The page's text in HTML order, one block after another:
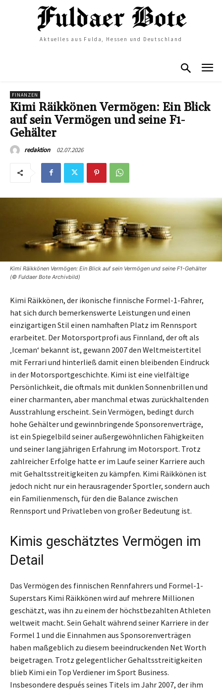
Aktuelles aus Fulda, Hessen und Deutschland
FINANZEN
Kimi Räikkönen Vermögen: Ein Blick
auf sein Vermögen und seine F1-
Gehälter
redaktion 02.07.2026
Kimi Räikkönen Vermögen: Ein Blick auf sein Vermögen und seine F1-Gehälter
(© Fuldaer Bote Archivbild)
Kimi Räikkönen, der ikonische finnische Formel-1-Fahrer,
hat sich durch bemerkenswerte Leistungen und einen
einzigartigen Stil einen namhaften Platz im Rennsport
erarbeitet. Der Motorsportprofi aus Finnland, der oft als
‚Iceman‘ bekannt ist, gewann 2007 den Weltmeistertitel
mit Ferrari und hinterließ damit einen bleibenden Eindruck
in der Motorsportgeschichte. Kimi ist eine vielfältige
Persönlichkeit, die oftmals mit dunklen Sonnenbrillen und
einer charmanten, aber manchmal etwas zurückhaltenden
Ausstrahlung erscheint. Sein Vermögen, bedingt durch
hohe Gehälter und gewinnbringende Sponsorenverträge,
ist ein Spiegelbild seiner außergewöhnlichen Fähigkeiten
und seiner langjährigen Erfahrung im Motorsport. Trotz
zahlreicher Erfolge hatte er im Laufe seiner Karriere auch
mit Gehaltsstreitigkeiten zu kämpfen. Kimi Räikkönen ist
jedoch nicht nur ein herausragender Sportler, sondern auch
ein Familienmensch, für den die Balance zwischen
Rennsport und Privatleben von großer Bedeutung ist.
Kimis geschätztes Vermögen im
Detail
Das Vermögen des finnischen Rennfahrers und Formel-1-
Superstars Kimi Räikkönen wird auf mehrere Millionen
geschätzt, was ihn zu einem der höchstbezahlten Athleten
weltweit macht. Sein Gehalt während seiner Karriere in der
Formel 1 und die Einnahmen aus Sponsorenverträgen
haben maßgeblich zu diesem beeindruckenden Net Worth
beigetragen. Trotz gelegentlicher Gehaltsstreitigkeiten
blieb Kimi ein Top Verdiener im Sport Business.
Insbesondere después seines Titels im Jahr 2007, der ihm